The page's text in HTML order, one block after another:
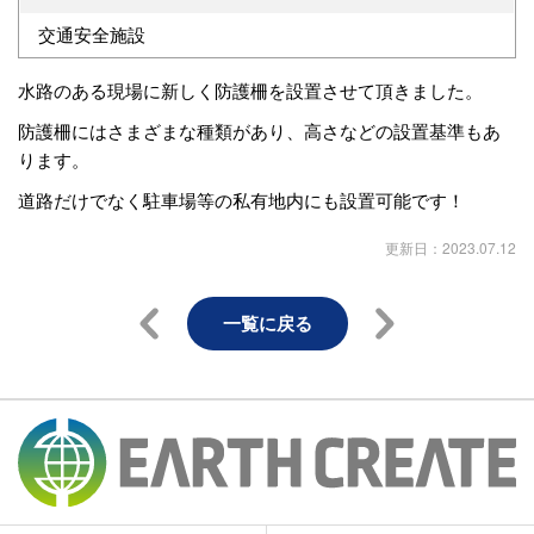
交通安全施設
水路のある現場に新しく防護柵を設置させて頂きました。
防護柵にはさまざまな種類があり、高さなどの設置基準もあ
ります。
道路だけでなく駐車場等の私有地内にも設置可能です！
更新日：2023.07.12
一覧に戻る